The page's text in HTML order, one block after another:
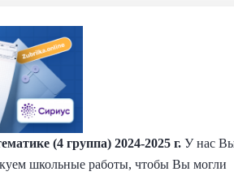
(4 группа) 2024-2025 г. У нас
школьные работы, чтобы Вы могли